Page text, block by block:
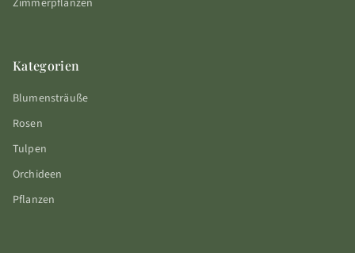
Zimmerpflanzen
Kategorien
Blumensträuße
Rosen
Tulpen
Orchideen
Pflanzen